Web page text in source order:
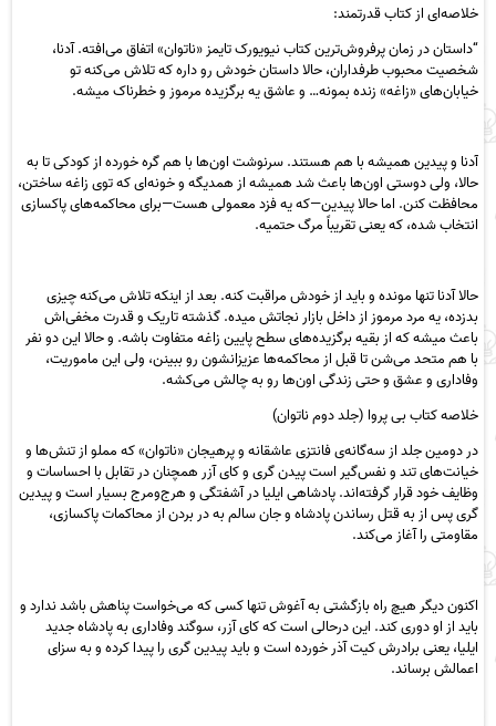
خلاصه‌ای از کتاب قدرتمند:
“داستان در زمان پرفروش‌ترین کتاب نیویورک تایمز «ناتوان» اتفاق می‌افته. آدنا،
شخصیت محبوب طرفداران، حالا داستان خودش رو داره که تلاش می‌کنه تو
خیابان‌های «زاغه» زنده بمونه… و عاشق یه برگزیده مرموز و خطرناک میشه.
آدنا و پیدین همیشه با هم هستند. سرنوشت اون‌ها با هم گره خورده از کودکی تا به
حالا، ولی دوستی اون‌ها باعث شد همیشه از همدیگه و خونه‌ای که توی زاغه ساختن،
محافظت کنن. اما حالا پیدین—که یه فزد معمولی هست—برای محاکمه‌های پاکسازی
انتخاب شده، که یعنی تقریباً مرگ حتمیه.
حالا آدنا تنها مونده و باید از خودش مراقبت کنه. بعد از اینکه تلاش می‌کنه چیزی
بدزده، یه مرد مرموز از داخل بازار نجاتش میده. گذشته تاریک و قدرت مخفی‌اش
باعث میشه که از بقیه برگزیده‌های سطح پایین زاغه متفاوت باشه. و حالا این دو نفر
با هم متحد می‌شن تا قبل از محاکمه‌ها عزیزانشون رو ببینن، ولی این ماموریت،
وفاداری و عشق و حتی زندگی اون‌ها رو به چالش می‌کشه.
خلاصه کتاب بی پروا (جلد دوم ناتوان)
در دومین جلد از سه‌گانه‌ی فانتزی عاشقانه و پرهیجان «ناتوان» که مملو از تنش‌ها و
خیانت‌های تند و نفس‌گیر است پیدن گری و کای آزر همچنان در تقابل با احساسات و
وظایف خود قرار گرفته‌اند. پادشاهی ایلیا در آشفتگی و هرج‌ومرج بسیار است و پیدین
گری پس از به قتل رساندن پادشاه و جان سالم به در بردن از محاکمات پاکسازی،
مقاومتی را آغاز می‌کند.
اکنون دیگر هیچ راه بازگشتی به آغوش تنها کسی که می‌خواست پناهش باشد ندارد و
باید از او دوری کند. این درحالی است که کای آزر، سوگند وفاداری به پادشاه جدید
ایلیا، یعنی برادرش کیت آذر خورده است و باید پیدین گری را پیدا کرده و به سزای
اعمالش برساند.